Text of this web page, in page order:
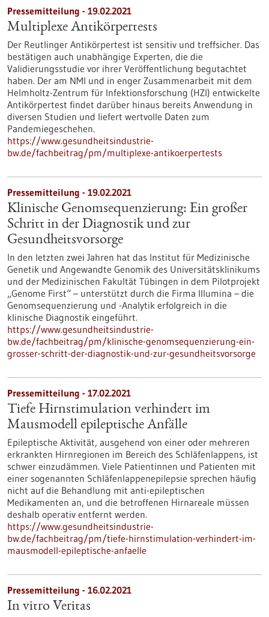
Pressemitteilung - 19.02.2021
Multiplexe Antikörpertests
Der Reutlinger Antikörpertest ist sensitiv und treffsicher. Das
bestätigen auch unabhängige Experten, die die
Validierungsstudie vor ihrer Veröffentlichung begutachtet
haben. Der am NMI und in enger Zusammenarbeit mit dem
Helmholtz-Zentrum für Infektionsforschung (HZI) entwickelte
Antikörpertest findet darüber hinaus bereits Anwendung in
diversen Studien und liefert wertvolle Daten zum
Pandemiegeschehen.
https://www.gesundheitsindustrie-
bw.de/fachbeitrag/pm/multiplexe-antikoerpertests
Pressemitteilung - 19.02.2021
Klinische Genomsequenzierung: Ein großer
Schritt in der Diagnostik und zur
Gesundheitsvorsorge
In den letzten zwei Jahren hat das Institut für Medizinische
Genetik und Angewandte Genomik des Universitätsklinikums
und der Medizinischen Fakultät Tübingen in dem Pilotprojekt
„Genome First“ – unterstützt durch die Firma Illumina – die
Genomsequenzierung und -Analytik erfolgreich in die
klinische Diagnostik eingeführt.
https://www.gesundheitsindustrie-
bw.de/fachbeitrag/pm/klinische-genomsequenzierung-ein-
grosser-schritt-der-diagnostik-und-zur-gesundheitsvorsorge
Pressemitteilung - 17.02.2021
Tiefe Hirnstimulation verhindert im
Mausmodell epileptische Anfälle
Epileptische Aktivität, ausgehend von einer oder mehreren
erkrankten Hirnregionen im Bereich des Schläfenlappens, ist
schwer einzudämmen. Viele Patientinnen und Patienten mit
einer sogenannten Schläfenlappenepilepsie sprechen häufig
nicht auf die Behandlung mit anti-epileptischen
Medikamenten an, und die betroffenen Hirnareale müssen
deshalb operativ entfernt werden.
https://www.gesundheitsindustrie-
bw.de/fachbeitrag/pm/tiefe-hirnstimulation-verhindert-im-
mausmodell-epileptische-anfaelle
Pressemitteilung - 16.02.2021
In vitro Veritas